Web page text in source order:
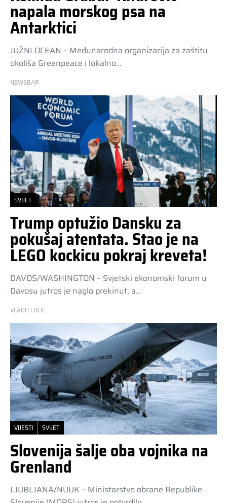
napala morskog psa na
Antarktici
JUŽNI OCEAN – Međunarodna organizacija za zaštitu
okoliša Greenpeace i lokalno…
NEWSBAR
SVIJET
Trump optužio Dansku za
pokušaj atentata. Stao je na
LEGO kockicu pokraj kreveta!
DAVOS/WASHINGTON – Svjetski ekonomski forum u
Davosu jutros je naglo prekinut, a…
VLADO LUCIĆ
VIJESTI SVIJET
Slovenija šalje oba vojnika na
Grenland
LJUBLJANA/NUUK – Ministarstvo obrane Republike